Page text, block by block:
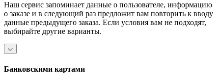
Наш сервис запоминает данные о пользователе, информацию
о заказе и в следующий раз предложит вам повторить к вводу
данные предыдущего заказа. Если условия вам не подходят,
выбирайте другие варианты.
Банковскими картами